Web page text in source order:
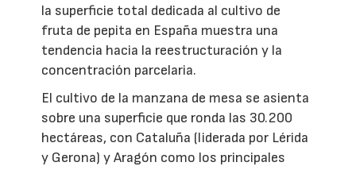
la superficie total dedicada al cultivo de
fruta de pepita en España muestra una
tendencia hacia la reestructuración y la
concentración parcelaria.
El cultivo de la manzana de mesa se asienta
sobre una superficie que ronda las 30.200
hectáreas, con Cataluña (liderada por Lérida
y Gerona) y Aragón como los principales